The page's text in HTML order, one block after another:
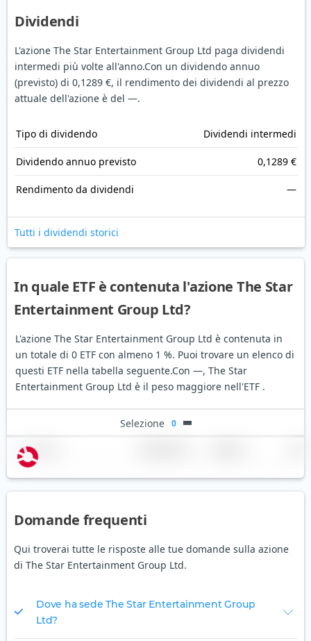
Dividendi
L'azione The Star Entertainment Group Ltd paga dividendi
intermedi più volte all'anno.Con un dividendo annuo
(previsto) di 0,1289 €, il rendimento dei dividendi al prezzo
attuale dell'azione è del —.
Tipo di dividendo Dividendi intermedi
Dividendo annuo previsto 0,1289 €
Rendimento da dividendi —
Tutti i dividendi storici
In quale ETF è contenuta l'azione The Star
Entertainment Group Ltd?
L'azione The Star Entertainment Group Ltd è contenuta in
un totale di 0 ETF con almeno 1 %. Puoi trovare un elenco di
questi ETF nella tabella seguente.Con —, The Star
Entertainment Group Ltd è il peso maggiore nell'ETF .
Selezione 0
Nome
Domande frequenti
Qui troverai tutte le risposte alle tue domande sulla azione
di The Star Entertainment Group Ltd.
Dove ha sede The Star Entertainment Group
Ltd?